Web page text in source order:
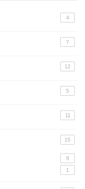
4
7
12
5
11
15
9
1